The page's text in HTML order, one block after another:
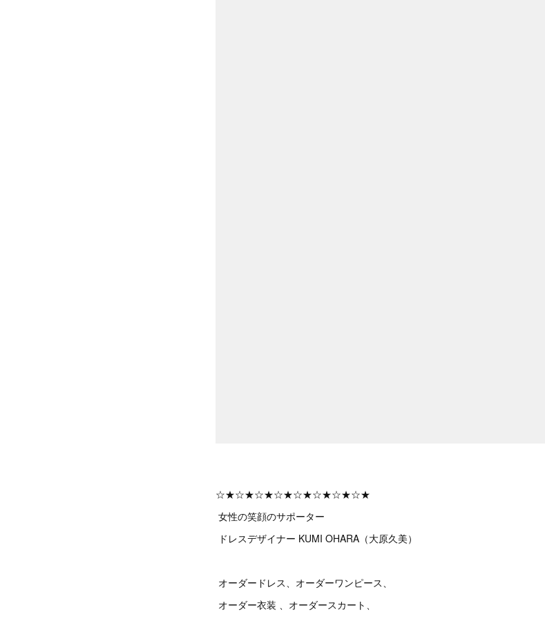
☆★☆★☆★☆★☆★☆★☆★☆★
女性の笑顔のサポーター
ドレスデザイナー KUMI OHARA（大原久美）
オーダードレス、オーダーワンピース、
オーダー衣装 、オーダースカート、